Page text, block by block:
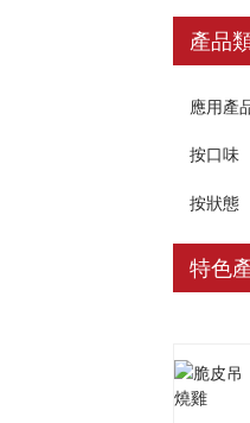
產品
應用產
按口味
按狀態
特色